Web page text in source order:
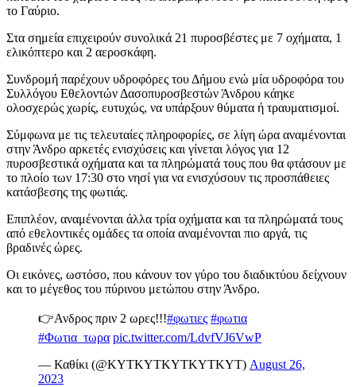
το Γαύριο.
Στα σημεία επιχειρούν συνολικά 21 πυροσβέστες με 7 οχήματα, 1
ελικόπτερο και 2 αεροσκάφη.
Συνδρομή παρέχουν υδροφόρες του Δήμου ενώ μία υδροφόρα του
Συλλόγου Εθελοντών Δασοπυροσβεστών Άνδρου κάηκε
ολοσχερώς χωρίς, ευτυχώς, να υπάρξουν θύματα ή τραυματισμοί.
Σύμφωνα με τις τελευταίες πληροφορίες, σε λίγη ώρα αναμένονται
στην Άνδρο αρκετές ενισχύσεις και γίνεται λόγος για 12
πυροσβεστικά οχήματα και τα πληρώματά τους που θα φτάσουν με
το πλοίο των 17:30 στο νησί για να ενισχύσουν τις προσπάθειες
κατάσβεσης της φωτιάς.
Επιπλέον, αναμένονται άλλα τρία οχήματα και τα πληρώματά τους
από εθελοντικές ομάδες τα οποία αναμένονται πιο αργά, τις
βραδινές ώρες.
Οι εικόνες, ωστόσο, που κάνουν τον γύρο του διαδικτύου δείχνουν
και το μέγεθος του πύρινου μετώπου στην Άνδρο.
👉Ανδρος πριν 2 ωρες!!!#φωτιες #φωτια
#Φωτια_τωρα pic.twitter.com/LdvfVJ6VwP
— Καθίκι (@KYTKYTKYTKYTKYT) August 26,
2023